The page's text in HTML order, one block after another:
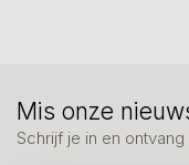
Mis onze
Schrijf je in en